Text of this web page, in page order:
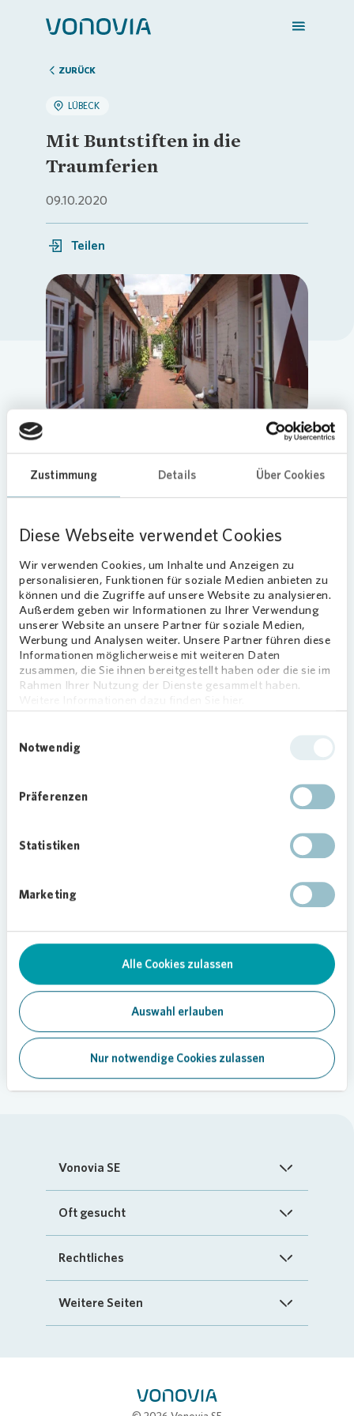
Zustimmung Details Über Cookies
Diese Webseite verwendet Cookies
Wir verwenden Cookies, um Inhalte und Anzeigen zu
personalisieren, Funktionen für soziale Medien anbieten zu
können und die Zugriffe auf unsere Website zu analysieren.
Außerdem geben wir Informationen zu Ihrer Verwendung
unserer Website an unsere Partner für soziale Medien,
Werbung und Analysen weiter. Unsere Partner führen diese
Informationen möglicherweise mit weiteren Daten
zusammen, die Sie ihnen bereitgestellt haben oder die sie im
Rahmen Ihrer Nutzung der Dienste gesammelt haben.
Notwendig
Präferenzen
Statistiken
Marketing
Alle Cookies zulassen
Auswahl erlauben
Nur notwendige Cookies zulassen
Zuhause finden
Mein Zuhause
Meine Stadt
Weitere Angebote
ZURÜCK
LÜBECK
Mit Buntstiften in die
Traumferien
09.10.2020
Teilen
Loading...
Malwettbewerb für Kinder von
Mieterinnen und Mieter veranstaltet.
Die Teilnehmerinnen und Teilnehmer
konnten ihrer Fantasie freien lassen und
mit Stift und Papier ihre Traumferien
darstellen. Für die besten Bilder gab es
Gutscheine für den CITTI-Park in
Lübeck zu gewinnen. Darüber freute sich
ein Lübecker Geschwisterpaar: Die Acht-
und der Siebenjährige nahmen für ihre
Lübeck-West, entgegen.
Teilen
Soziales Engagement
Vonovia SE
Startseite
Investoren
Oft gesucht
FAQ
„Mein Vonovia“ App
Mein Zuhause
Rechtliches
Impressum
Weitere Seiten